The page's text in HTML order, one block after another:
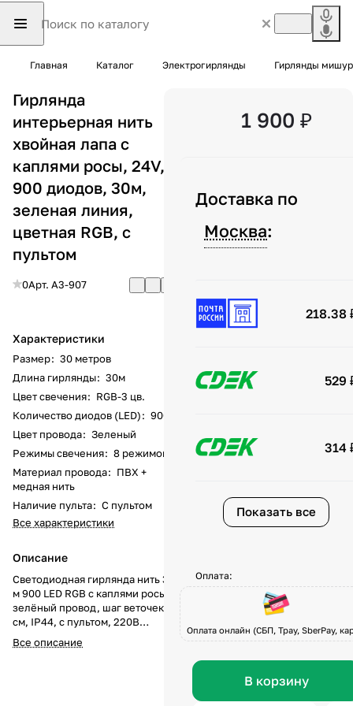
Главная Каталог Электрогирлянды Гирлянды
Гирлянда
интерьерная нить
хвойная лапа с
каплями росы, 24V,
900 диодов, 30м,
зеленая линия,
цветная RGB, с
пультом
0Арт. A3-907
Характеристики
Размер: 30 метров
Длина гирлянды: 30м
Цвет свечения: RGB-3 цв.
Количество диодов (LED): 900
Цвет провода: Зеленый
Режимы свечения: 8 режимов
Материал провода: ПВХ +
медная нить
Наличие пульта: С пультом
Все характеристики
Описание
Светодиодная гирлянда нить 30
м 900 LED RGB с каплями росы,
зелёный провод, шаг веточек 3
см, IP44, с пультом, 220В
Гирлянда «Капли росы» длиной
30 м с 900 RGB LED позволяет
Все описание
1 900 ₽
Доставка по
Москва:
218.38
529
314
Показать все
Оплата:
Оплата онлайн (СБП, Tpay, SberPay,
В корзину